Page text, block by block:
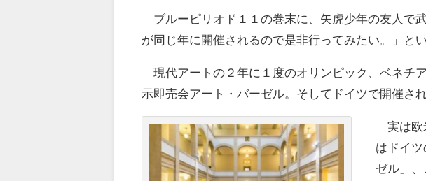
ブルーピリオド１１の巻末に、矢虎少年の友人で
が同じ年に開催されるので是非行ってみたい。」と
現代アートの２年に１度のオリンピック、ベネチ
示即売会アート・バーゼル。そしてドイツで開催さ
実は欧
はドイ
ゼル」